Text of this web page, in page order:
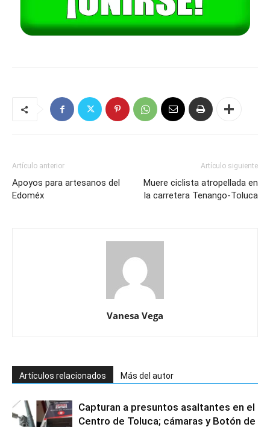
Artículo anterior
Apoyos para artesanos del
Edoméx
Artículo siguiente
Muere ciclista atropellada en
la carretera Tenango-Toluca
Vanesa Vega
Artículos relacionados Más del autor
Capturan a presuntos asaltantes en el
Centro de Toluca; cámaras y Botón de